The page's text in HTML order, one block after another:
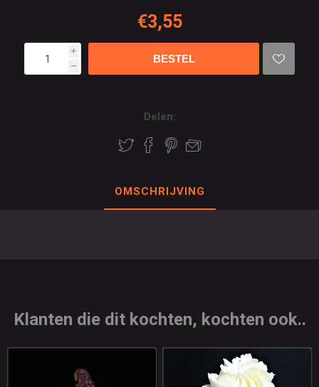
€3,55
i
h
Delen:
OMSCHRIJVING
Klanten die dit kochten, kochten ook..